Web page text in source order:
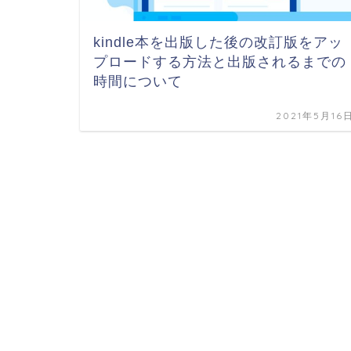
kindle本を出版した後の改訂版をアッ
プロードする方法と出版されるまでの
時間について
2021年5月16